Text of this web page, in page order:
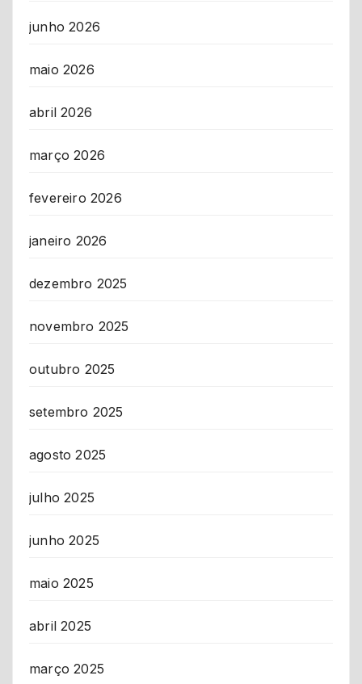
junho 2026
maio 2026
abril 2026
março 2026
fevereiro 2026
janeiro 2026
dezembro 2025
novembro 2025
outubro 2025
setembro 2025
agosto 2025
julho 2025
junho 2025
maio 2025
abril 2025
março 2025